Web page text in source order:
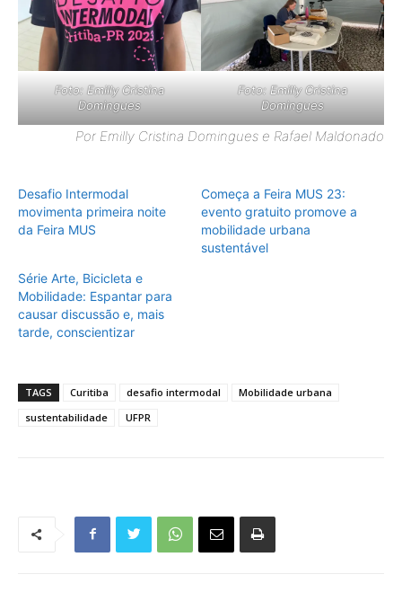
Foto: Emilly Cristina
Domingues
Foto: Emilly Cristina
Domingues
Por Emilly Cristina Domingues e Rafael Maldonado
Desafio Intermodal
movimenta primeira noite
da Feira MUS
Começa a Feira MUS 23:
evento gratuito promove a
mobilidade urbana
sustentável
Série Arte, Bicicleta e
Mobilidade: Espantar para
causar discussão e, mais
tarde, conscientizar
TAGS Curitiba desafio intermodal
Mobilidade urbana
sustentabilidade
UFPR